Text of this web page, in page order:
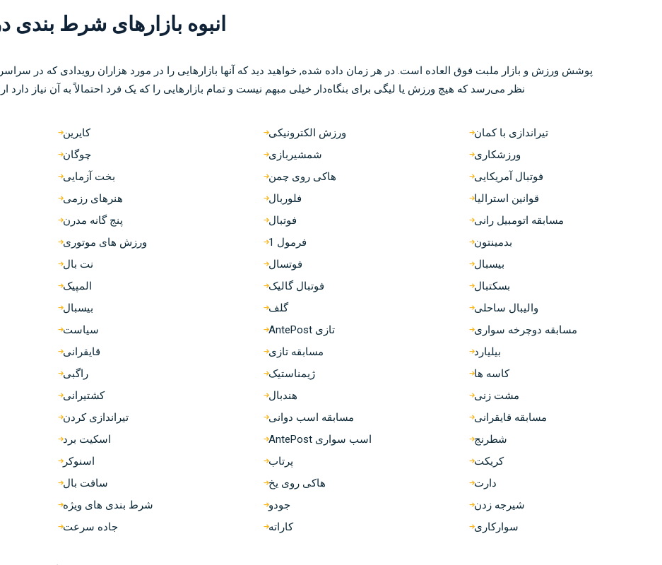
انبوه بازارهای شرط
پوشش ورزش و بازار ملبت فوق العاده است. در هر زمان داده شده, خواهید دید که آنها بازارهایی را در مورد هزاران رویدادی که در
نظر می‌رسد که هیچ ورزش یا لیگی برای بنگاه‌دار خیلی مبهم نیست و تمام بازارهایی را که یک فرد احتمالاً به آن نیاز
تیراندازی با کمان
ورزشکاری
فوتبال آمریکایی
قوانین استرالیا
مسابقه اتومبیل رانی
بدمینتون
بیسبال
بسکتبال
والیبال ساحلی
مسابقه دوچرخه سواری
بیلیارد
کاسه ها
مشت زنی
مسابقه قایقرانی
شطرنج
کریکت
دارت
شیرجه زدن
سوارکاری
ورزش الکترونیکی
شمشیربازی
هاکی روی چمن
فلوربال
فوتبال
فرمول 1
فوتسال
فوتبال گالیک
گلف
تازی AntePost
مسابقه تازی
ژیمناستیک
هندبال
مسابقه اسب دوانی
اسب سواری AntePost
پرتاب
هاکی روی یخ
جودو
کاراته
کایرین
چوگان
بخت آزمایی
هنرهای رزمی
پنج گانه مدرن
ورزش های موتوری
نت بال
المپیک
بیسبال
سیاست
قایقرانی
راگبی
کشتیرانی
تیراندازی کردن
اسکیت برد
اسنوکر
سافت بال
شرط بندی های ویژه
جاده سرعت